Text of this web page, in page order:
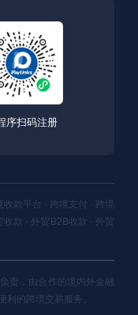
序扫码注册
款平台 · 跨境支付 · 跨境
款 · 外贸B2B收款 · 外贸
责，由合作的境内外金融
的跨境交易服务。